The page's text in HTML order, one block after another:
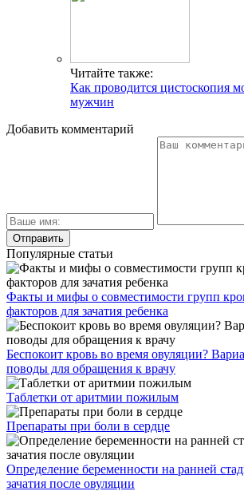
Читайте также:
Как проводится цистоскопия
мужчин
Добавить комментарий
Популярные статьи
Факты и мифы о совместимости групп
факторов для зачатия ребенка
Беспокоит кровь во время овуляции?
поводы для обращения к врачу
Таблетки от аритмии пожилым
Препараты при боли в сердце
Определение беременности на ранней
зачатия после овуляции